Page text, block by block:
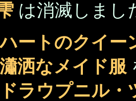
は消滅しまし
ハートのクイー
瀟洒なメイド服
ドラウプニル